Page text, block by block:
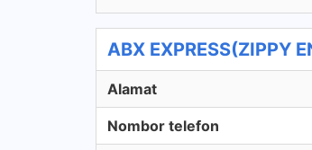
ABX EXPRESS(ZIPPY
Alamat
Nombor telefon